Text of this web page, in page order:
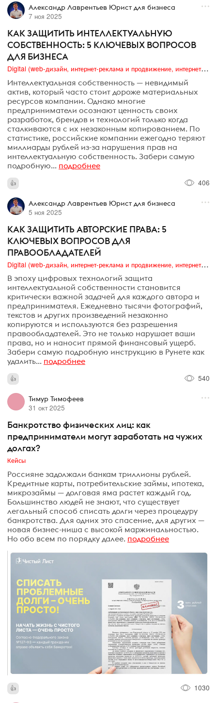
Александр Лаврентьев Юрист для бизнеса
7 ноя 2025
КАК ЗАЩИТИТЬ ИНТЕЛЛЕКТУАЛЬНУЮ
СОБСТВЕННОСТЬ: 5 КЛЮЧЕВЫХ ВОПРОСОВ
ДЛЯ БИЗНЕСА⁠⁠
Digital (web-дизайн, интернет-реклама и продвижение, интернет-сообщества и блоги, интернет-коммуникации, мобильный маркетинг, реклама на цифровых экранах)
Интеллектуальная собственность — невидимый
актив, который часто стоит дороже материальных
ресурсов компании. Однако многие
предприниматели осознают ценность своих
разработок, брендов и технологий только когда
сталкиваются с их незаконным копированием. По
статистике, российские компании ежегодно теряют
миллиарды рублей из-за нарушения прав на
интеллектуальную собственность. Забери самую
подробную... подробнее
406
Александр Лаврентьев Юрист для бизнеса
5 ноя 2025
КАК ЗАЩИТИТЬ АВТОРСКИЕ ПРАВА: 5
КЛЮЧЕВЫХ ВОПРОСОВ ДЛЯ
ПРАВООБЛАДАТЕЛЕЙ
Digital (web-дизайн, интернет-реклама и продвижение, интернет-сообщества и блоги, интернет-коммуникации, мобильный маркетинг, реклама на цифровых экранах)
В эпоху цифровых технологий защита
интеллектуальной собственности становится
критически важной задачей для каждого автора и
предпринимателя. Ежедневно тысячи фотографий,
текстов и других произведений незаконно
копируются и используются без разрешения
правообладателей. Это не только нарушает ваши
права, но и наносит прямой финансовый ущерб.
Забери самую подробную инструкцию в Рунете как
удалить... подробнее
540
Тимур Тимофеев
31 окт 2025
Банкротство физических лиц: как
предприниматели могут заработать на чужих
долгах?
Кейсы
Россияне задолжали банкам триллионы рублей.
Кредитные карты, потребительские займы, ипотека,
микрозаймы — долговая яма растет каждый год.
Большинство людей не знают, что существует
легальный способ списать долги через процедуру
банкротства. Для одних это спасение, для других —
новая бизнес-ниша с высокой маржинальностью.
Но обо всем по порядку далее. подробнее
1030